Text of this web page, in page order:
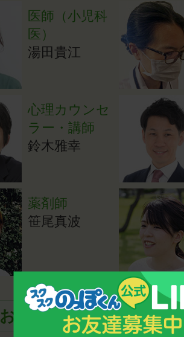
医師（小児科
医）
湯田貴江
心理カウンセ
ラー・講師
鈴木雅幸
薬剤師
笹尾真波
お話を伺った各界の著名